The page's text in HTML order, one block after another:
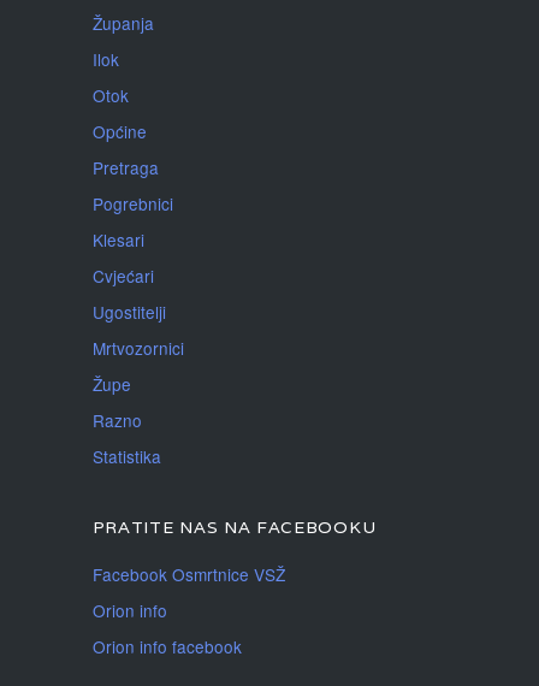
Županja
Ilok
Otok
Općine
Pretraga
Pogrebnici
Klesari
Cvjećari
Ugostitelji
Mrtvozornici
Župe
Razno
Statistika
PRATITE NAS NA FACEBOOKU
Facebook Osmrtnice VSŽ
Orion info
Orion info facebook